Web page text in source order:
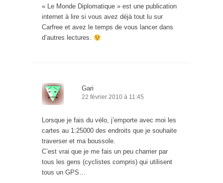
« Le Monde Diplomatique » est une publication
internet à lire si vous avez déjà tout lu sur
Carfree et avez le temps de vous lancer dans
d’autres lectures.
Gari
22 février 2010 à 11:45
Lorsque je fais du vélo, j’emporte avec moi les
cartes au 1:25000 des endroits que je souhaite
traverser et ma boussole.
C’est vrai que je me fais un peu charrier par
tous les gens (cyclistes compris) qui utilisent
tous un GPS…